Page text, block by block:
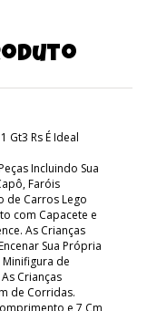
Gt3 Rs É Ideal
Incluindo Sua
Faróis
de Carros Lego
com Capacete e
As Crianças
Sua Própria
de
Crianças
de Corridas.
e 7 Cm